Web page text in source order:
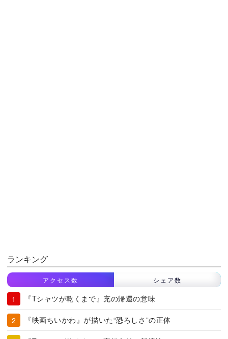
ランキング
アクセス数 シェア数
『Tシャツが乾くまで』充の帰還の意味
『映画ちいかわ』が描いた“恐ろしさ”の正体